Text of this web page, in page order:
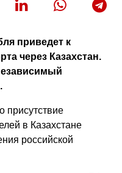
приведет к
через Казахстан.
присутствие
в Казахстане
российской